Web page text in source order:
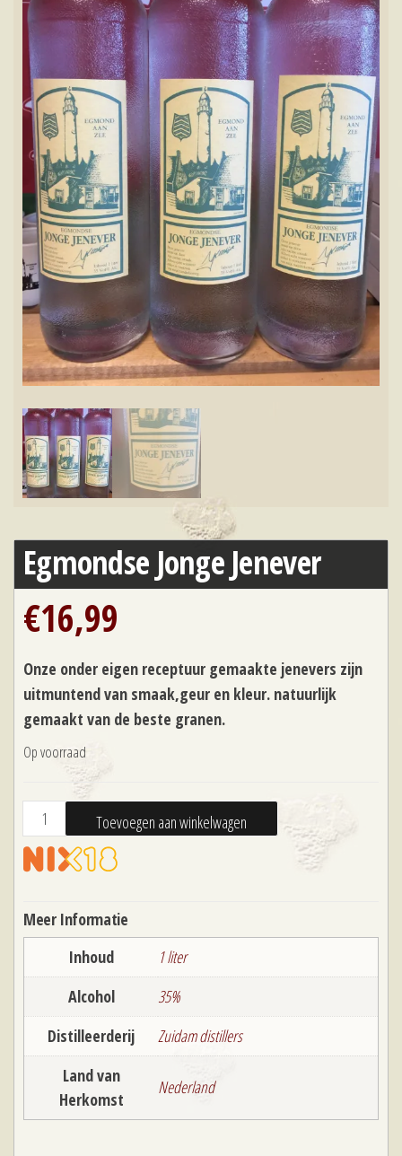
Egmondse Jonge Jenever
€16,99
Onze onder eigen receptuur gemaakte jenevers zijn
uitmuntend van smaak,geur en kleur. natuurlijk
gemaakt van de beste granen.
Op voorraad
Egmondse
Jonge
Jenever
Toevoegen aan winkelwagen
Meer Informatie
Inhoud
1 liter
Alcohol
35%
Distilleerderij
Zuidam distillers
Land van
Herkomst
Nederland